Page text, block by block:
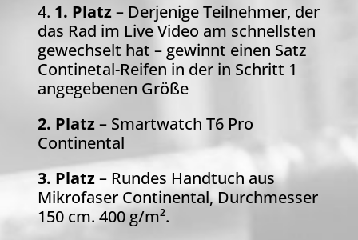
4. 1. Platz– Derjenige Teilnehmer, der
das Rad im Live Video am schnellsten
gewechselt hat – gewinnt einen Satz
Continetal-Reifen in der in Schritt 1
angegebenen Größe
2. Platz– Smartwatch T6 Pro
Continental
3. Platz– Rundes Handtuch aus
Mikrofaser Continental, Durchmesser
150 cm. 400 g/m².